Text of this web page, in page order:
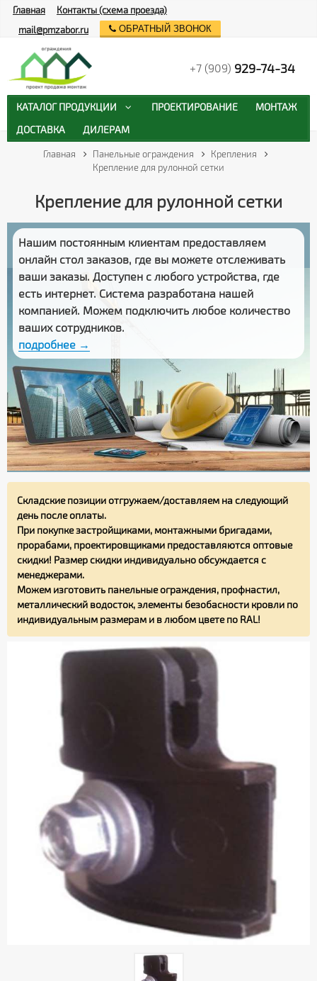
Главная Панельные ограждения
Крепления
Крепление для рулонной сетки
Крепление для рулонной сетки
Нашим постоянным клиентам предоставляем
онлайн стол заказов, где вы можете отслеживать
ваши заказы. Доступен с любого устройства, где
есть интернет. Система разработана нашей
компанией. Можем подключить любое количество
ваших сотрудников.
подробнее →
Складские позиции отгружаем/доставляем на следующий
день после оплаты.
При покупке застройщиками, монтажными бригадами,
прорабами, проектировщиками предоставляются оптовые
скидки! Размер скидки индивидуально обсуждается с
менеджерами.
Можем изготовить панельные ограждения, профнастил,
металлический водосток, элементы безобасности кровли по
индивидуальным размерам и в любом цвете по RAL!
Главная
Контакты (схема проезда)
mail@pmzabor.ru
ОБРАТНЫЙ ЗВОНОК
+7 (909) 929-74-34
КАТАЛОГ ПРОДУКЦИИ ПРОЕКТИРОВАНИЕ
МОНТАЖ
ДОСТАВКА
ДИЛЕРАМ